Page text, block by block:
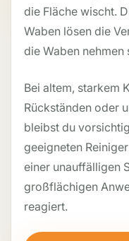
die Fläche wischt.
Waben lösen die
die Waben nehmen
Bei altem, starkem
Rückständen oder
bleibst du
geeigneten
einer unauffälligen
großflächigen
reagiert.